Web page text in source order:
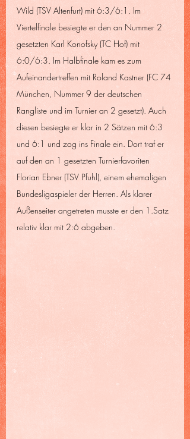
Wild (TSV Altenfurt) mit 6:3/6:1. Im
Viertelfinale besiegte er den an Nummer 2
gesetzten Karl Konofsky (TC Hof) mit
6:0/6:3. Im Halbfinale kam es zum
Aufeinandertreffen mit Roland Kastner (FC 74
München, Nummer 9 der deutschen
Rangliste und im Turnier an 2 gesetzt). Auch
diesen besiegte er klar in 2 Sätzen mit 6:3
und 6:1 und zog ins Finale ein. Dort traf er
auf den an 1 gesetzten Turnierfavoriten
Florian Ebner (TSV Pfuhl), einem ehemaligen
Bundesligaspieler der Herren. Als klarer
Außenseiter angetreten musste er den 1.Satz
relativ klar mit 2:6 abgeben.